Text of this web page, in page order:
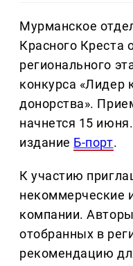
Мурманское
Красного Креста
регионального
конкурса «Лидер
донорства».
начнется 15
издание Б-порт.
К участию
некоммерческие
компании.
отобранных в
рекомендацию